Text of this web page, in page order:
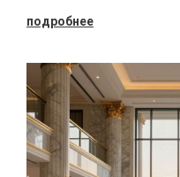
подробнее